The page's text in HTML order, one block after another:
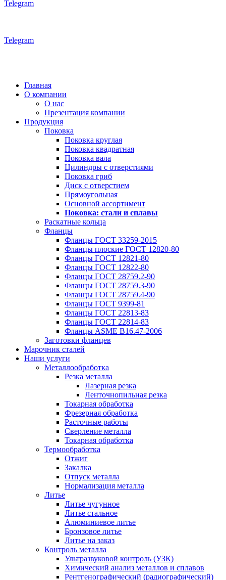
Telegram
Telegram
Главная
О компании
О нас
Презентация компании
Продукция
Поковка
Поковка круглая
Поковка квадратная
Поковка вала
Цилиндры с отверстиями
Поковка гриб
Диск с отверстием
Прямоугольная
Основной ассортимент
Поковка: cтали и сплавы
Раскатные кольца
Фланцы
Фланцы ГОСТ 33259-2015
Фланцы плоские ГОСТ 12820-80
Фланцы ГОСТ 12821-80
Фланцы ГОСТ 12822-80
Фланцы ГОСТ 28759.2-90
Фланцы ГОСТ 28759.3-90
Фланцы ГОСТ 28759.4-90
Фланцы ГОСТ 9399-81
Фланцы ГОСТ 22813-83
Фланцы ГОСТ 22814-83
Фланцы ASME B16.47-2006
Заготовки фланцев
Марочник сталей
Наши услуги
Металлообработка
Резка металла
Лазерная резка
Ленточнопильная резка
Токарная обработка
Фрезерная обработка
Расточные работы
Сверление металла
Токарная обработка
Термообработка
Отжиг
Закалка
Отпуск металла
Нормализация металла
Литье
Литье чугунное
Литье стальное
Алюминиевое литье
Бронзовое литье
Литье на заказ
Контроль металла
Ультразвуковой контроль (УЗК)
Химический анализ металлов и сплавов
Рентгенографический (радиографический)